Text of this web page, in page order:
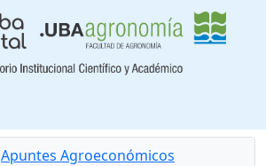
Apuntes Agroeconómicos